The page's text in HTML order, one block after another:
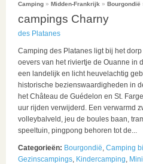
Camping » Midden-Frankrijk » Bourgondië
campings Charny
des Platanes
Camping des Platanes ligt bij het
oevers van het riviertje de Ouanne in
een landelijk en licht heuvelachtig
historische bezienswaardigheden in
het Château de Guédelon en St.
uur rijden verwijderd. Een verwarmd
volleybalveld, jeu de boules baan,
speeltuin, pingpong behoren tot de...
Categorieën: Bourgondië, Camping
Gezinscampings, Kindercamping,